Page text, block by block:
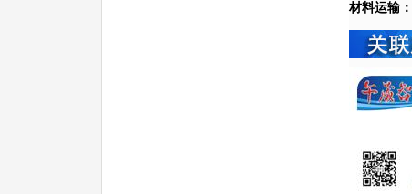
材料运输：